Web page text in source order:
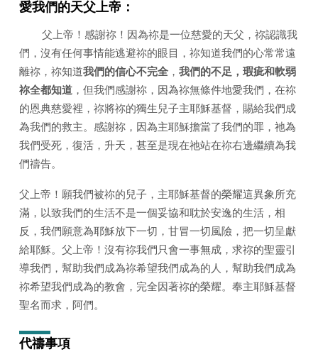
年)
愛我們的天父上帝：
父上帝！感謝祢！因為祢是一位慈愛的天父，祢認識我
們，沒有任何事情能逃避祢的眼目，祢知道我們的心常常遠
離祢，祢知道我們的信心不完全， 我們的不足，瑕疵和軟弱
祢全都知道，但我們感謝祢，因為祢無條件地愛我們，在祢
的恩典慈愛裡，祢將祢的獨生兒子主耶穌基督，賜給我們成
為我們的救主。感謝祢，因為主耶穌擔當了我們的罪，祂為
我們受死，復活，升天，甚至是現在祂站在祢右邊繼續為我
們禱告。
父上帝！願我們被祢的兒子，主耶穌基督的榮耀這異象所充
滿，以致我們的生活不是一個妥協和耽於安逸的生活，相
反，我們願意為耶穌放下一切，甘冒一切風險，把一切呈獻
給耶穌。父上帝！沒有祢我們只會一事無成，求祢的聖靈引
導我們，幫助我們成為祢希望我們成為的人，幫助我們成為
祢希望我們成為的教會，完全因著祢的榮耀。奉主耶穌基督
聖名而求，阿們。
代禱事項